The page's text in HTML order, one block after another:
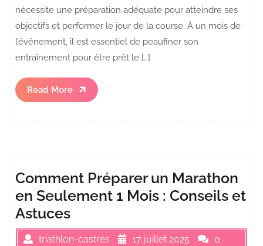
nécessite une préparation adéquate pour atteindre ses
objectifs et performer le jour de la course. À un mois de
l’événement, il est essentiel de peaufiner son
entraînement pour être prêt le […]
Read More
Read
More
Comment Préparer un Marathon
en Seulement 1 Mois : Conseils et
Astuces
triathlon-castres 17 juillet 2025
0